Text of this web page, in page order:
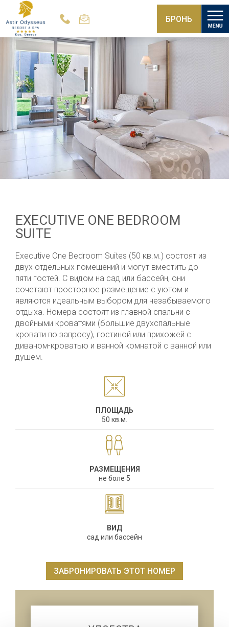
БРОНЬ
EXECUTIVE ONE BEDROOM
SUITE
Executive One Bedroom Suites (50 кв.м.) состоят из
двух отдельных помещений и могут вместить до
пяти гостей. С видом на сад или бассейн, они
сочетают просторное размещение с уютом и
являются идеальным выбором для незабываемого
отдыха. Номера состоят из главной спальни с
двойными кроватями (большие двухспальные
кровати по запросу), гостиной или прихожей с
диваном-кроватью и ванной комнатой с ванной или
душем.
ПЛОЩАДЬ
50 кв.м.
РАЗМЕЩЕНИЯ
не боле 5
ВИД
сад или бассейн
ЗАБРОНИРОВАТЬ ЭТОТ НОМЕР